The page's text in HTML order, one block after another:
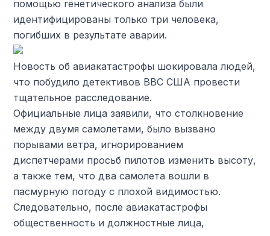
помощью генетического анализа были
идентифицированы только три человека,
погибших в результате аварии.
Новость об авиакатастрофы шокировала людей,
что побудило детективов ВВС США провести
тщательное расследование.
Официальные лица заявили, что столкновение
между двумя самолетами, было вызвано
порывами ветра, игнорированием
диспетчерами просьб пилотов изменить высоту,
а также тем, что два самолета вошли в
пасмурную погоду с плохой видимостью.
Следовательно, после авиакатастрофы
общественность и должностные лица,